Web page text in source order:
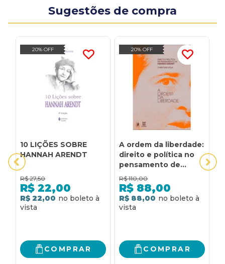
Sugestões de compra
20% OFF
10 LIÇÕES SOBRE
HANNAH ARENDT
R$ 27,50
R$ 22,00
R$ 22,00
COMPRAR
20% OFF
A ordem da liberdade:
direito e política no
pensamento de
Hannah Arendt
R$ 110,00
R$ 88,00
R$ 88,00
COMPRAR